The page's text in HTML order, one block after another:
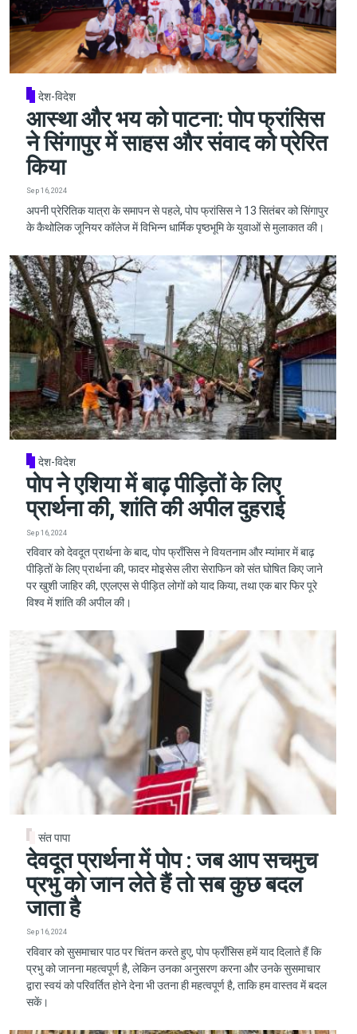
देश-विदेश
आस्था और भय को पाटना: पोप फ्रांसिस
ने सिंगापुर में साहस और संवाद को प्रेरित
किया
Sep 16, 2024
अपनी प्रेरितिक यात्रा के समापन से पहले, पोप फ्रांसिस ने 13 सितंबर को सिंगापुर
के कैथोलिक जूनियर कॉलेज में विभिन्न धार्मिक पृष्ठभूमि के युवाओं से मुलाकात की।
देश-विदेश
पोप ने एशिया में बाढ़ पीड़ितों के लिए
प्रार्थना की, शांति की अपील दुहराई
Sep 16, 2024
रविवार को देवदूत प्रार्थना के बाद, पोप फ्राँसिस ने वियतनाम और म्यांमार में बाढ़
पीड़ितों के लिए प्रार्थना की, फादर मोइसेस लीरा सेराफिन को संत घोषित किए जाने
पर खुशी जाहिर की, एएलएस से पीड़ित लोगों को याद किया, तथा एक बार फिर पूरे
विश्व में शांति की अपील की।
संत पापा
देवदूत प्रार्थना में पोप : जब आप सचमुच
प्रभु को जान लेते हैं तो सब कुछ बदल
जाता है
Sep 16, 2024
रविवार को सुसमाचार पाठ पर चिंतन करते हुए, पोप फ्राँसिस हमें याद दिलाते हैं कि
प्रभु को जानना महत्वपूर्ण है, लेकिन उनका अनुसरण करना और उनके सुसमाचार
द्वारा स्वयं को परिवर्तित होने देना भी उतना ही महत्वपूर्ण है, ताकि हम वास्तव में बदल
सकें।